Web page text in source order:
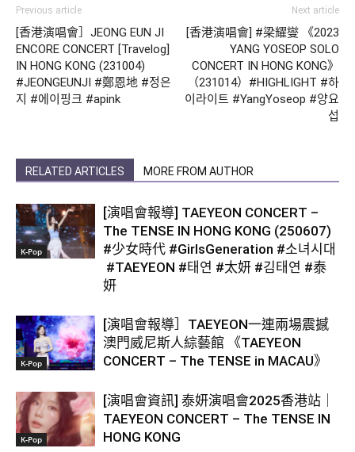
Previous article
[香港演唱會］JEONG EUN JI
ENCORE CONCERT [Travelog]
IN HONG KONG (231004)
#JEONGEUNJI #鄭恩地 #정은
지 #에이핑크 #apink
Next article
[香港演唱會] #梁耀燮 《2023
YANG YOSEOP SOLO
CONCERT IN HONG KONG》
（231014）#HIGHLIGHT #하
이라이트 #YangYoseop #양요
섭
RELATED ARTICLES MORE FROM AUTHOR
K-Pop
[演唱會報導] TAEYEON CONCERT –
The TENSE IN HONG KONG (250607)
#少女時代 #GirlsGeneration #소녀시대
#TAEYEON #태연 #太妍 #김태연 #泰
妍
K-Pop
[演唱會報導］TAEYEON一連兩場震撼
澳門威尼斯人綜藝館 《TAEYEON
CONCERT – The TENSE in MACAU》
K-Pop
[演唱會資訊] 泰妍演唱會2025香港站｜
TAEYEON CONCERT – The TENSE IN
HONG KONG